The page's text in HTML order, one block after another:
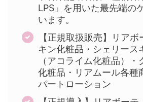
LPS」を用いた最先端の
います。
【正規取扱販売】リア
キン化粧品・シェリース
（アコライム化粧品）・
化粧品・リアムール各種
パートローション